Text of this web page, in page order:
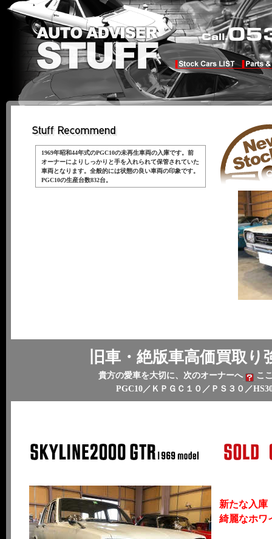
1969年昭和44年式のPGC10の未再生車両の入庫です。前
オーナーによりしっかりと手を入れられて保管されていた
車両となります。全般的には状態の良い車両の印象です。
PGC10の生産台数832台。
旧車・絶版車高価買取り
貴方の愛車を大切に、次のオーナーへ
こ
PGC10／ＫＰＧＣ１０／ＰＳ３０／
新たな入庫
綺麗なホワ